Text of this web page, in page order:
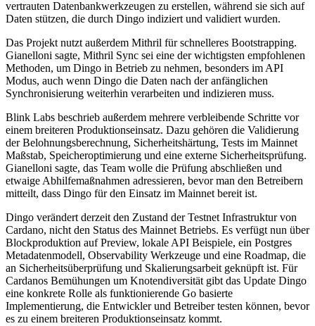
vertrauten Datenbankwerkzeugen zu erstellen, während sie sich auf
Daten stützen, die durch Dingo indiziert und validiert wurden.
Das Projekt nutzt außerdem Mithril für schnelleres Bootstrapping.
Gianelloni sagte, Mithril Sync sei eine der wichtigsten empfohlenen
Methoden, um Dingo in Betrieb zu nehmen, besonders im API
Modus, auch wenn Dingo die Daten nach der anfänglichen
Synchronisierung weiterhin verarbeiten und indizieren muss.
Blink Labs beschrieb außerdem mehrere verbleibende Schritte vor
einem breiteren Produktionseinsatz. Dazu gehören die Validierung
der Belohnungsberechnung, Sicherheitshärtung, Tests im Mainnet
Maßstab, Speicheroptimierung und eine externe Sicherheitsprüfung.
Gianelloni sagte, das Team wolle die Prüfung abschließen und
etwaige Abhilfemaßnahmen adressieren, bevor man den Betreibern
mitteilt, dass Dingo für den Einsatz im Mainnet bereit ist.
Dingo verändert derzeit den Zustand der Testnet Infrastruktur von
Cardano, nicht den Status des Mainnet Betriebs. Es verfügt nun über
Blockproduktion auf Preview, lokale API Beispiele, ein Postgres
Metadatenmodell, Observability Werkzeuge und eine Roadmap, die
an Sicherheitsüberprüfung und Skalierungsarbeit geknüpft ist. Für
Cardanos Bemühungen um Knotendiversität gibt das Update Dingo
eine konkrete Rolle als funktionierende Go basierte
Implementierung, die Entwickler und Betreiber testen können, bevor
es zu einem breiteren Produktionseinsatz kommt.